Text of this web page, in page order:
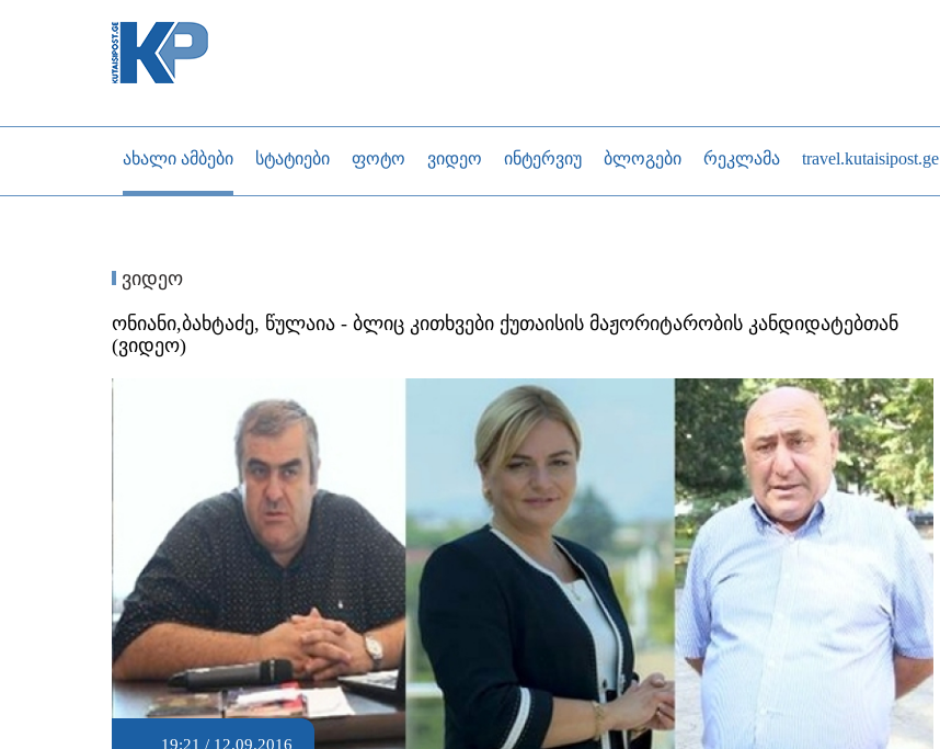
ახალი ამბები სტატიები ფოტო ვიდეო ინტერვიუ ბლოგები რეკლამა travel.kutaisipost.ge
ვიდეო
ონიანი,ბახტაძე, წულაია - ბლიც კითხვები ქუთაისის მაჟორიტარობის კანდიდატებთან
(ვიდეო)
19:21 / 12.09.2016